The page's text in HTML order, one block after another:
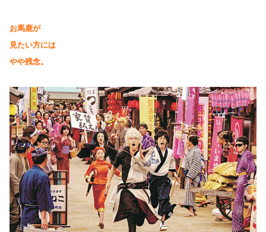
お馬鹿が
見たい方には
やや残念。